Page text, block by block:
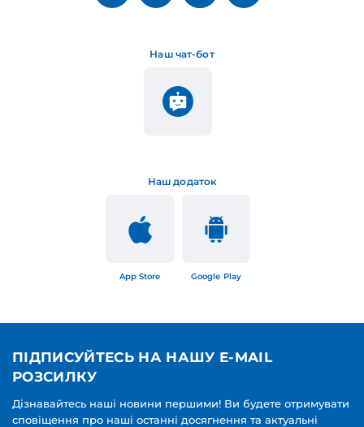
Наш додаток
App Store Google Play
Наш чат-бот
ПІДПИСУЙТЕСЬ НА НАШУ E-MAIL
РОЗСИЛКУ
Дізнавайтесь наші новини першими! Ви будете отримувати
сповіщення про наші останні досягнення та актуальні